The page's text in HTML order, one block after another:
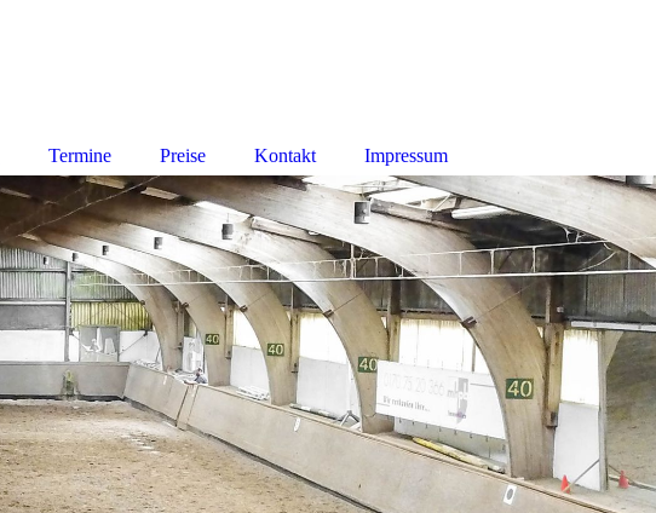
Termine Preise Kontakt Impressum